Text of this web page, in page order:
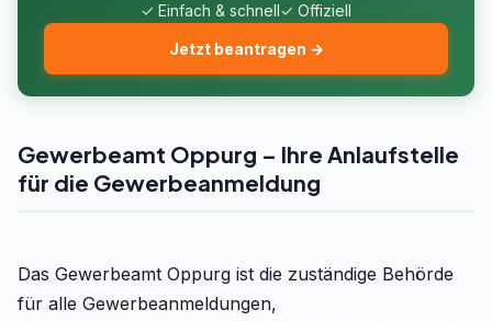
✓ Einfach & schnell✓ Offiziell
Jetzt beantragen →
Gewerbeamt Oppurg – Ihre Anlaufstelle
für die Gewerbeanmeldung
Das Gewerbeamt Oppurg ist die zuständige Behörde
für alle Gewerbeanmeldungen,